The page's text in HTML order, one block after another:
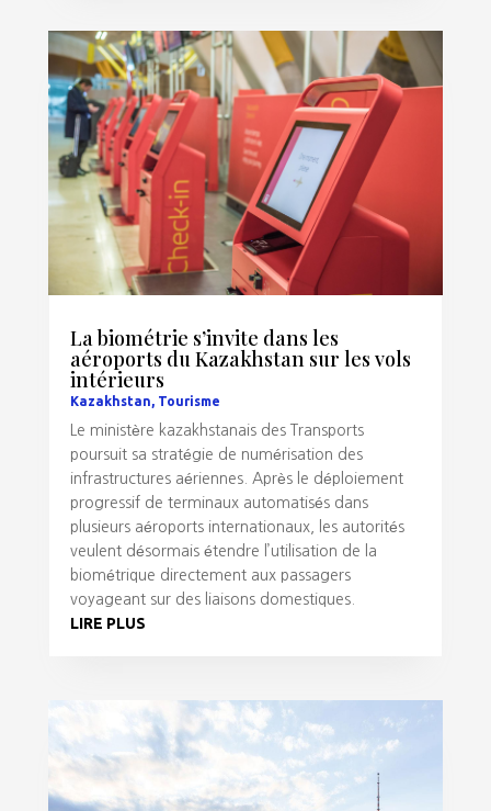
La biométrie s’invite dans les
aéroports du Kazakhstan sur les vols
intérieurs
Kazakhstan Tourisme
Le ministère kazakhstanais des Transports
poursuit sa stratégie de numérisation des
infrastructures aériennes. Après le déploiement
progressif de terminaux automatisés dans
plusieurs aéroports internationaux, les autorités
veulent désormais étendre l’utilisation de la
biométrique directement aux passagers
voyageant sur des liaisons domestiques.
LIRE PLUS